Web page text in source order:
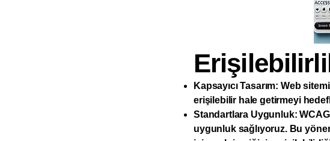
Kapsayıcı Tasarım: Web
erişilebilir hale getirmeyi
Standartlara Uygunluk:
uygunluk sağlıyoruz. Bu